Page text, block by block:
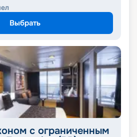
Выбрать
с ограниченным